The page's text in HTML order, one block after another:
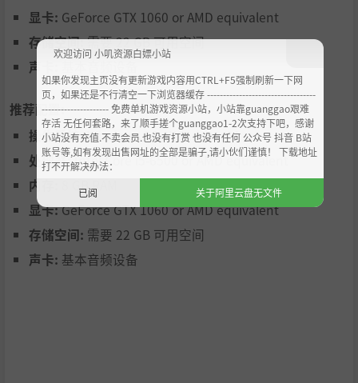
掌控先进的指挥和控制
先进的指挥和控制模拟鼓励玩家思考将军的位置、作用以及
何时派遣他们，在下达命令、派出信使、提供士气支持和直
显卡: GeForce GTX 1060 or AMD equivalent
存储空间:需要 22 GB 可用空间
声卡:
推荐配置:
操作系统:Windows 10 / Windows 11
处理器:Intel Core i5-6500 or AMD equivalent
内存:
8 GB RAM
显卡:GeForce GTX 1060 or AMD equivalent
存储空间: 需要 22 GB 可用空间
声卡: 基本音频设备
欢迎访问 小叽资源白嫖小站
如果你发现主页没有更新游戏内容用CTRL+F5强制刷新一下网
页，如果还是不行清空一下浏览器缓存 ----------------------------------
--------------------- 免费单机游戏资源小站，小站靠guanggao艰难
存活 无任何套路，来了顺手搓个guanggao1-2次支持下吧，感谢
小站没有充值.不卖会员.也没有打赏 也没有任何 公众号 抖音 B站
账号等,如有发现出售网址的全部是骗子,请小伙们谨慎！ 下载地址
打不开解决办法：
已阅
关于阿里云盘无文件